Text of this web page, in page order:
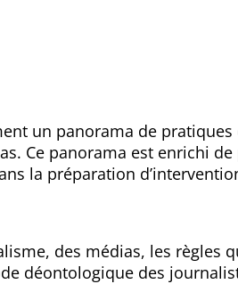
un panorama de pratiques
Ce panorama est enrichi de
la préparation
des médias, les règles
déontologique des